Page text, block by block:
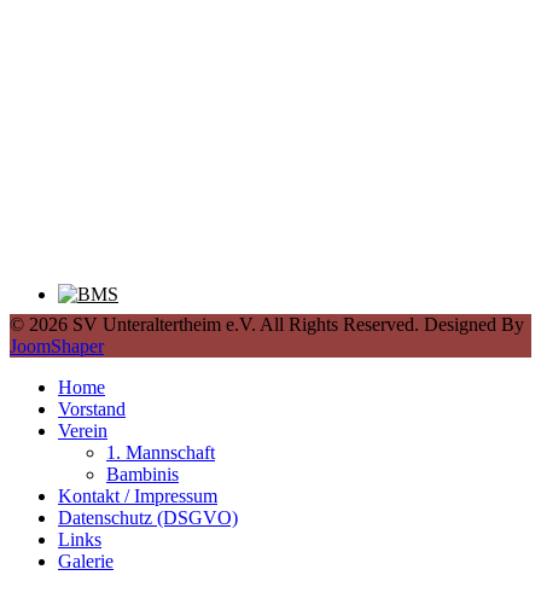
© 2026 SV Unteraltertheim e.V. All Rights Reserved. Designed By
JoomShaper
Home
Vorstand
Verein
1. Mannschaft
Bambinis
Kontakt / Impressum
Datenschutz (DSGVO)
Links
Galerie